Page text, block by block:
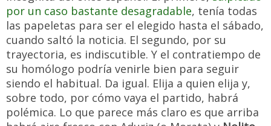
por un caso bastante desagradable, tenía todas
las papeletas para ser el elegido hasta el sábado,
cuando saltó la noticia. El segundo, por su
trayectoria, es indiscutible. Y el contratiempo de
su homólogo podría venirle bien para seguir
siendo el habitual. Da igual. Elija a quien elija y,
sobre todo, por cómo vaya el partido, habrá
polémica. Lo que parece más claro es que arriba